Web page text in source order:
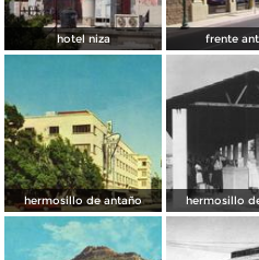
hotel niza frente
hermosillo de antaño hermosillo